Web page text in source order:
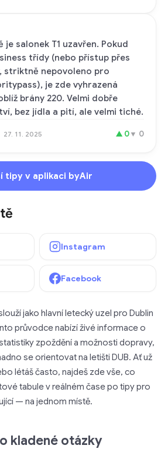
je salonek T1 uzavřen. Pokud
třídy (nebo přístup přes
striktně nepovoleno pro
je zde vyhrazená
brány 220. Velmi dobře
bez jídla a pití, ale velmi tiché.
27. 11. 2025 ▲ 0▼ 0
tipy v aplikaci byAir
Instagram
Facebook
jako hlavní letecký uzel pro Dublin
průvodce nabízí živé informace o
zpoždění a možnosti dopravy,
se orientovat na letišti DUB. Ať už
létáš často, najdeš zde vše, co
tabule v reálném čase po tipy pro
— na jednom místě.
kladené otázky